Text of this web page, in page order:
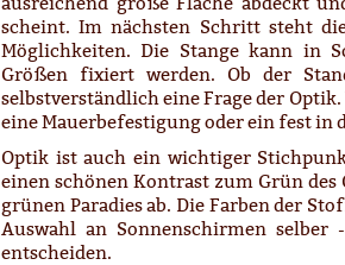
scheint. Im nächsten Schritt steht
Möglichkeiten. Die Stange kann in
Größen fixiert werden. Ob der
selbstverständlich eine Frage der
eine Mauerbefestigung oder ein fest
Optik ist auch ein wichtiger
einen schönen Kontrast zum Grün
grünen Paradies ab. Die Farben der
Auswahl an Sonnenschirmen
entscheiden.